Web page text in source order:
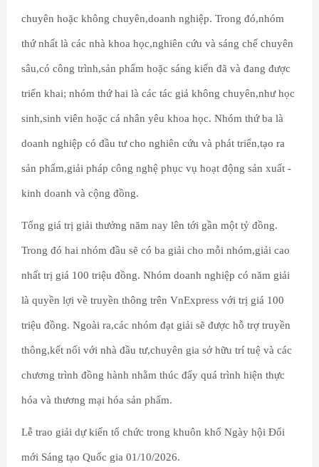
chuyên hoặc không chuyên,doanh nghiệp. Trong đó,nhóm
thứ nhất là các nhà khoa học,nghiên cứu và sáng chế chuyên
sâu,có công trình,sản phẩm hoặc sáng kiến đã và đang được
triển khai; nhóm thứ hai là các tác giả không chuyên,như học
sinh,sinh viên hoặc cá nhân yêu khoa học. Nhóm thứ ba là
doanh nghiệp có đầu tư cho nghiên cứu và phát triển,tạo ra
sản phẩm,giải pháp công nghệ phục vụ hoạt động sản xuất -
kinh doanh và cộng đồng.
Tổng giá trị giải thưởng năm nay lên tới gần một tỷ đồng.
Trong đó hai nhóm đầu sẽ có ba giải cho mỗi nhóm,giải cao
nhất trị giá 100 triệu đồng. Nhóm doanh nghiệp có năm giải
là quyền lợi về truyền thông trên VnExpress với trị giá 100
triệu đồng. Ngoài ra,các nhóm đạt giải sẽ được hỗ trợ truyền
thông,kết nối với nhà đầu tư,chuyên gia sở hữu trí tuệ và các
chương trình đồng hành nhằm thúc đẩy quá trình hiện thực
hóa và thương mại hóa sản phẩm.
Lễ trao giải dự kiến tổ chức trong khuôn khổ Ngày hội Đổi
mới Sáng tạo Quốc gia 01/10/2026.